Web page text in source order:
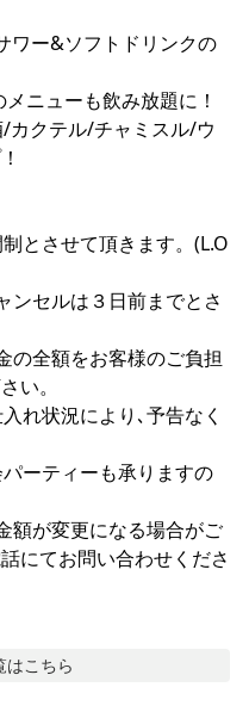
ワー&ソフトドリンクの
ニューも飲み放題に！
カクテル/チャミスル/ウ
とさせて頂きます。(L.O
ンセルは３日前までとさ
の全額をお客様のご負担
い。
れ状況により､予告なく
ーティーも承りますの
額が変更になる場合がご
にてお問い合わせくださ
はこちら